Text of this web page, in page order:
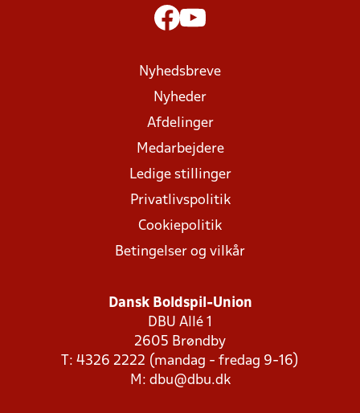
Nyhedsbreve
Nyheder
Afdelinger
Medarbejdere
Ledige stillinger
Privatlivspolitik
Cookiepolitik
Betingelser og vilkår
Dansk Boldspil-Union
DBU Allé 1
2605 Brøndby
T: 4326 2222 (mandag - fredag 9-16)
M: dbu@dbu.dk